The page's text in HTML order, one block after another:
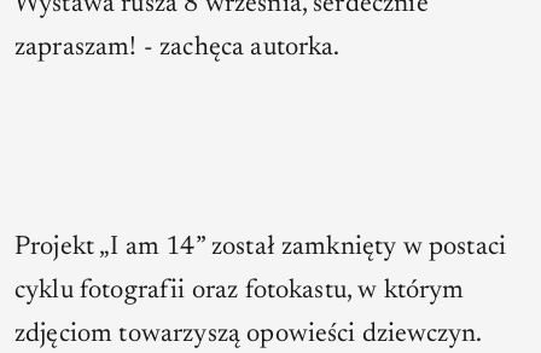
zapraszam! - zachęca autorka.
Projekt „I am 14” został zamknięty w postaci
cyklu fotografii oraz fotokastu, w którym
zdjęciom towarzyszą opowieści dziewczyn.